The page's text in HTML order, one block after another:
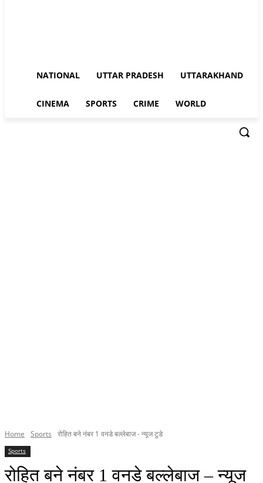
NATIONAL UTTAR PRADESH UTTARAKHAND
CINEMA SPORTS CRIME WORLD
Home Sports रोहित बने नंबर 1 वनडे बल्लेबाज - न्यूज टुडे
Sports
रोहित बने नंबर 1 वनडे बल्लेबाज – न्यूज